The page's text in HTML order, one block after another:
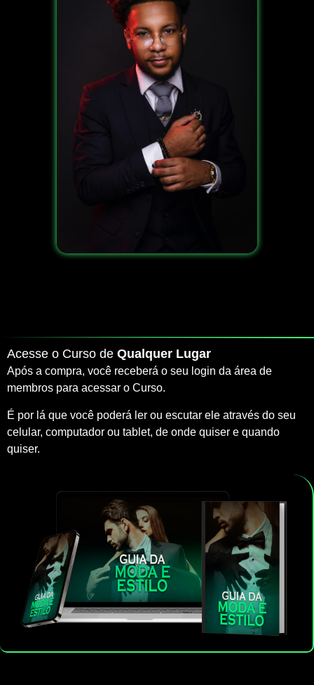
Acesse o Curso de Qualquer Lugar
Após a compra, você receberá o seu login da área de
membros para acessar o Curso.
É por lá que você poderá ler ou escutar ele através do seu
celular, computador ou tablet, de onde quiser e quando
quiser.